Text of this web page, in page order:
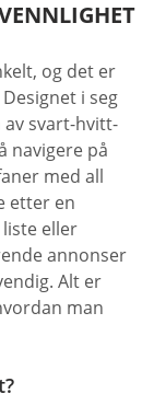
og det er
i seg
svart-hvitt-
navigere på
med all
etter en
eller
annonser
Alt er
man